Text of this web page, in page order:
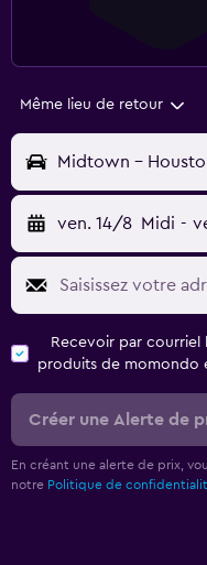
Même lieu de retour
Midtown -
ven. 14/8 Midi -
Recevoir par courriel
produits de momondo
Créer une Alerte de
En créant une alerte de prix,
notre Politique de